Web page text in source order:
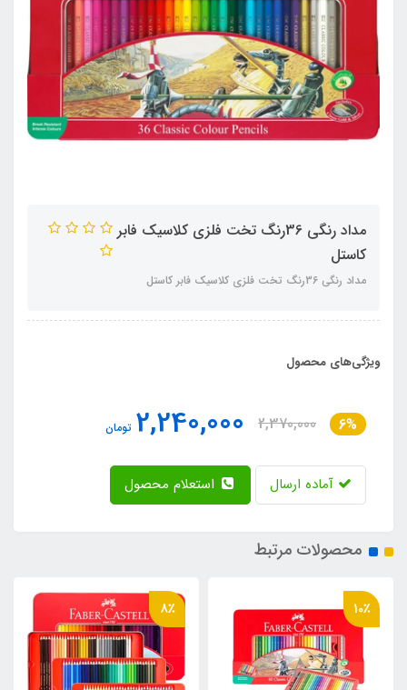
مداد رنگی 36رنگ تخت فلزی کلاسیک فابر
کاستل
مداد رنگی 36رنگ تخت فلزی کلاسیک فابر کاستل
ویژگی‌های محصول
6%
2,370,000
2,240,000 تومان
آماده ارسال
محصولات مرتبط
10٪ 8٪